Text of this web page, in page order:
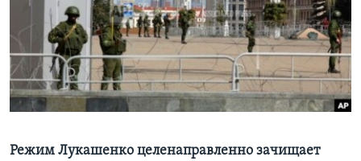
Learning English
СОЦИАЛЬНЫЕ СЕТИ
Языки
Режим Лукашенко целенаправленно зачищает